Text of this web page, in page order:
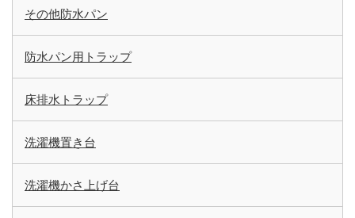
その他防水パン
防水パン用トラップ
床排水トラップ
洗濯機置き台
洗濯機かさ上げ台